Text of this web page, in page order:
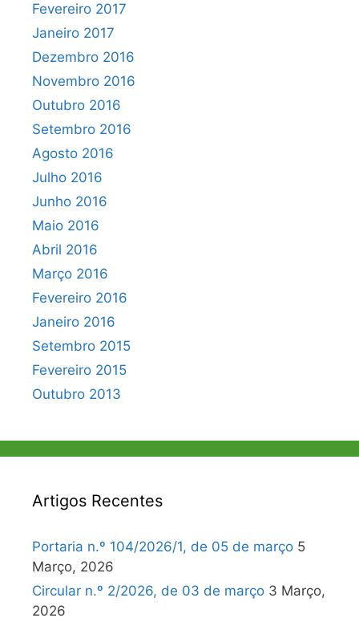
Fevereiro 2017
Janeiro 2017
Dezembro 2016
Novembro 2016
Outubro 2016
Setembro 2016
Agosto 2016
Julho 2016
Junho 2016
Maio 2016
Abril 2016
Março 2016
Fevereiro 2016
Janeiro 2016
Setembro 2015
Fevereiro 2015
Outubro 2013
Artigos Recentes
Portaria n.º 104/2026/1, de 05 de março 5
Março, 2026
Circular n.º 2/2026, de 03 de março 3 Março,
2026